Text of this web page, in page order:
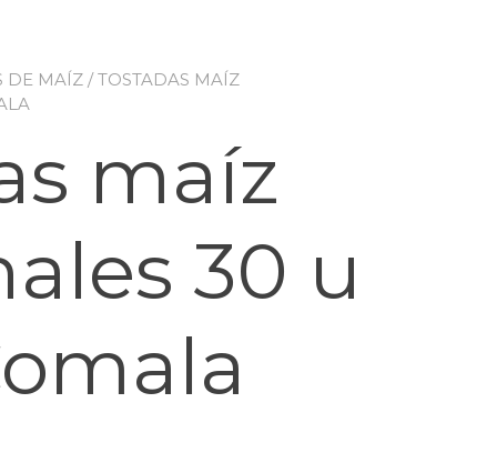
DE MAÍZ / TOSTADAS MAÍZ
maíz
30 u